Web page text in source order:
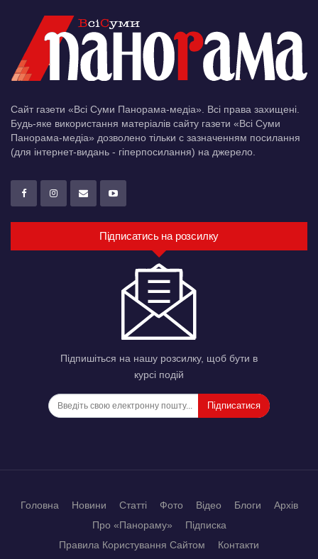
Сайт газети «Всі Суми Панорама-медіа». Всі права захищені.
Будь-яке використання матеріалів сайту газети «Всі Суми
Панорама-медіа» дозволено тільки c зазначенням посилання
(для інтернет-видань - гіперпосилання) на джерело.
Підписатись на розсилку
Підпишіться на нашу розсилку, щоб бути в
курсі подій
Підписатися
Головна Новини Статті Фото Відео Блоги
Архів
Про «Панораму»
Підписка
Правила Користування Сайтом
Контакти